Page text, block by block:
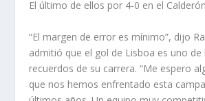
El último de ellos por 4-0 en el
“El margen de error es mínimo”, dijo
admitió que el gol de Lisboa es uno
recuerdos de su carrera. “Me espero
que nos hemos enfrentado esta